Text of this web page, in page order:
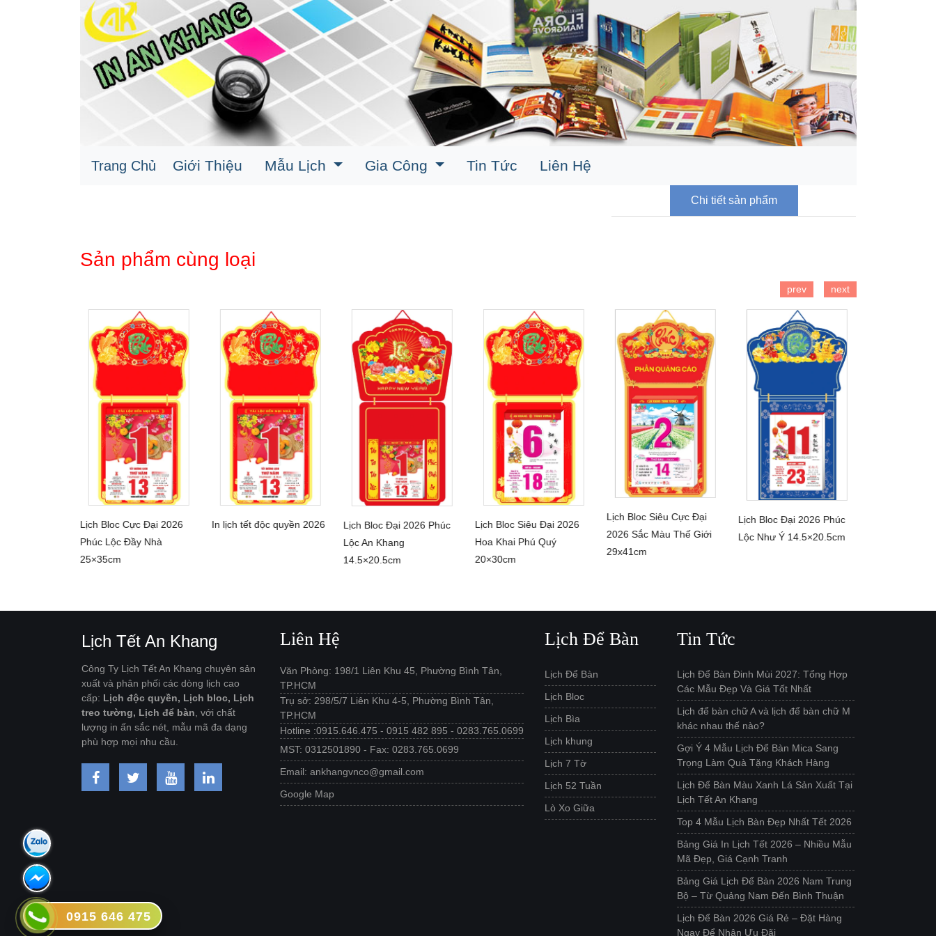
Trang Chủ Giới Thiệu Mẫu Lịch Gia Công Tin Tức Liên Hệ
Chi tiết sản phẩm
Sản phẩm cùng loại
CHI TIẾT
Lịch Bloc Cực Đại 2026
Phúc Lộc Đầy Nhà
25×35cm
In lịch tết độc quyền 2026
CHI TIẾT
Lịch Bloc Đại 2026 Phúc
Lộc An Khang
14.5×20.5cm
CHI TIẾT
Lịch Bloc Siêu Đại 2026
Hoa Khai Phú Quý
20×30cm
CHI TIẾT
Lịch Bloc Siêu Cực Đại
2026 Sắc Màu Thế Giới
29x41cm
CHI TIẾT
Lịch Bloc Đại 2026 Phúc
Lộc Như Ý 14.5×20.5cm
prev next
Lịch Tết An Khang
Công Ty Lịch Tết An Khang chuyên sản
xuất và phân phối các dòng lịch cao
cấp: Lịch độc quyền, Lịch bloc, Lịch
treo tường, Lịch để bàn , với chất
lượng in ấn sắc nét, mẫu mã đa dạng
phù hợp mọi nhu cầu.
Liên Hệ
Văn Phòng: 198/1 Liên Khu 45, Phường Bình Tân,
TP.HCM
Trụ sở: 298/5/7 Liên Khu 4-5, Phường Bình Tân,
TP.HCM
Hotline :0915.646.475 - 0915 482 895 - 0283.765.0699
MST: 0312501890 - Fax: 0283.765.0699
Email: ankhangvnco@gmail.com
Google Map
Lịch Để Bàn
Lịch Để Bàn
Lịch Bloc
Lịch Bìa
Lịch khung
Lịch 7 Tờ
Lịch 52 Tuần
Lò Xo Giữa
Tin Tức
Lịch Để Bàn Đinh Mùi 2027: Tổng Hợp
Các Mẫu Đẹp Và Giá Tốt Nhất
Lịch để bàn chữ A và lịch để bàn chữ M
khác nhau thế nào?
Gợi Ý 4 Mẫu Lịch Để Bàn Mica Sang
Trọng Làm Quà Tặng Khách Hàng
Lịch Để Bàn Màu Xanh Lá Sản Xuất Tại
Lịch Tết An Khang
Top 4 Mẫu Lịch Bàn Đẹp Nhất Tết 2026
Bảng Giá In Lịch Tết 2026 – Nhiều Mẫu
Mã Đẹp, Giá Cạnh Tranh
Bảng Giá Lịch Để Bàn 2026 Nam Trung
Bộ – Từ Quảng Nam Đến Bình Thuận
Lịch Để Bàn 2026 Giá Rẻ – Đặt Hàng
Ngay Để Nhận Ưu Đãi
0915 646 475